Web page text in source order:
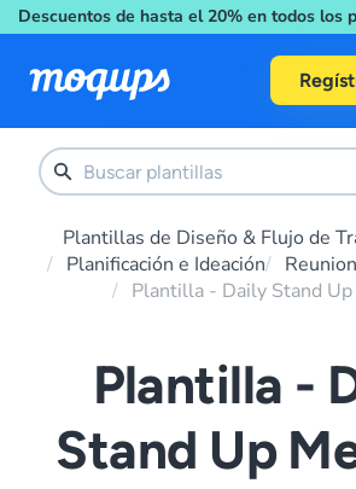
Skip to content
Descuentos de hasta el 20% en todos los
Plantillas de Diseño & Flujo de
Planificación e Ideación
Plantilla - Daily Stand
Plantilla -
Stand Up